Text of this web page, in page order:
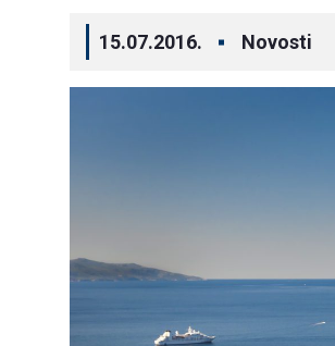
15.07.2016. Novosti